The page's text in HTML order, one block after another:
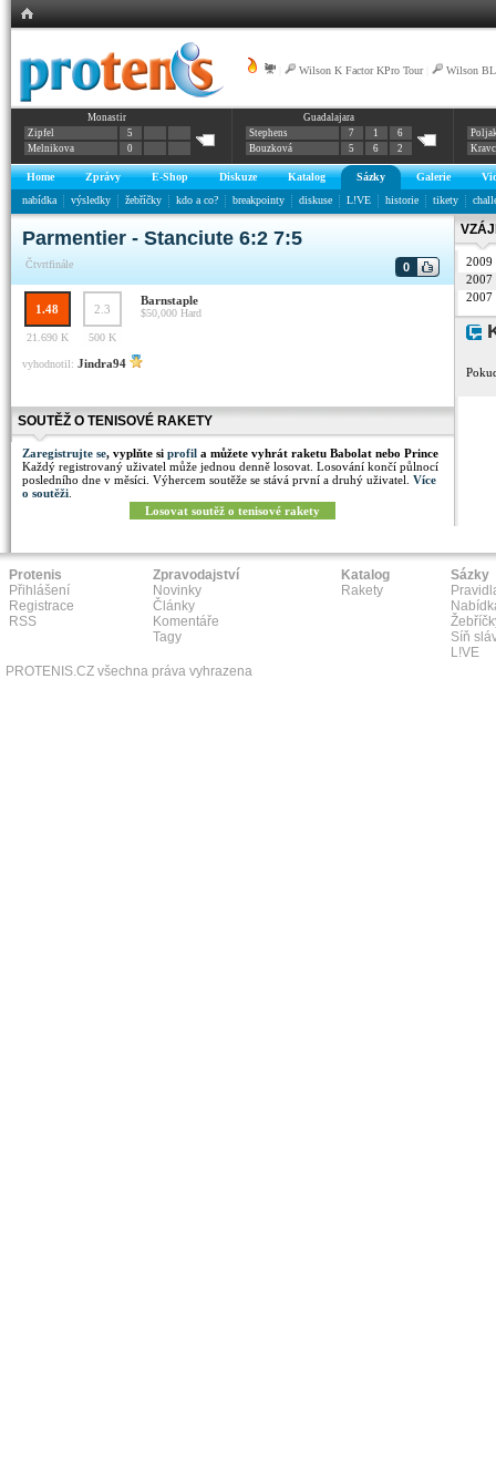
Wilson K Factor KPro Tour| Wilson
Monastir
Zipfel
5
Melnikova
0
Guadalajara
Stephens
7 1
6
Bouzková
5 6 2
Home Zprávy E-Shop Diskuze Katalog Sázky Galerie
nabídka
výsledky žebříčky kdo a co? breakpointy diskuse L!VE historie tikety
Parmentier - Stanciute 6:2 7:5
Čtvrtfinále 0
1.48 2.3
Barnstaple
$50,000 Hard
21.690 K
500 K
vyhodnotil: Jindra94
SOUTĚŽ O TENISOVÉ RAKETY
Zaregistrujte se, vyplňte si profil a můžete vyhrát raketu Babolat nebo Prince
Každý registrovaný uživatel může jednou denně losovat. Losování končí půlnocí
posledního dne v měsíci. Výhercem soutěže se stává první a druhý uživatel. Více
o soutěži
Losovat soutěž o tenisové rakety
2009
2007
2007
Protenis
Přihlášení
Registrace
RSS
Zpravodajství
Novinky
Články
Komentáře
Tagy
Katalog
Rakety
Sázky
Síň
L!VE
PROTENIS.CZ všechna práva vyhrazena